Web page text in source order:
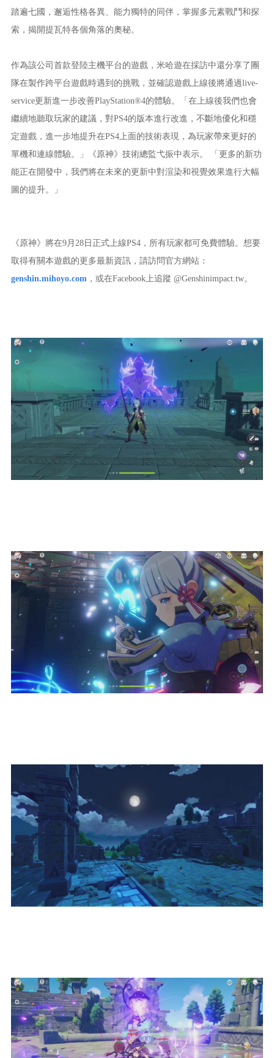
踏遍七國，邂逅性格各異、能力獨特的同伴，掌握多元素戰鬥和探
索，揭開提瓦特各個角落的奧秘。
作為該公司首款登陸主機平台的遊戲，米哈遊在採訪中還分享了團
隊在製作跨平台遊戲時遇到的挑戰，並確認遊戲上線後將通過live-
service更新進一步改善PlayStation®4的體驗。「在上線後我們也會
繼續地聽取玩家的建議，對PS4的版本進行改進，不斷地優化和穩
定遊戲，進一步地提升在PS4上面的技術表現，為玩家帶來更好的
單機和連線體驗。」《原神》技術總監弋振中表示。 「更多的新功
能正在開發中，我們將在未來的更新中對渲染和視覺效果進行大幅
圖的提升。」
《原神》將在9月28日正式上線PS4，所有玩家都可免費體驗。想要
取得有關本遊戲的更多最新資訊，請訪問官方網站：
genshin.mihoyo.com ，或在Facebook上追蹤 @Genshinimpact.tw。